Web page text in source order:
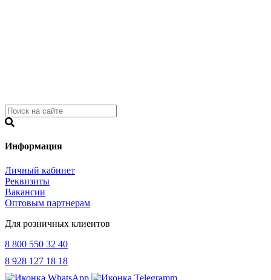
Информация
Личный кабинет
Реквизиты
Вакансии
Оптовым партнерам
Для розничных клиентов
8 800 550 32 40
8 928 127 18 18